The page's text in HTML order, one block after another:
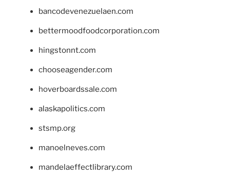
bancodevenezuelaen.com
bettermoodfoodcorporation.com
hingstonnt.com
chooseagender.com
hoverboardssale.com
alaskapolitics.com
stsmp.org
manoelneves.com
mandelaeffectlibrary.com